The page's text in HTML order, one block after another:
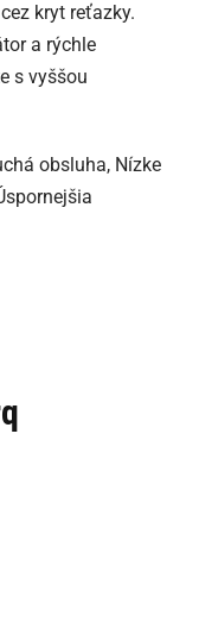
kryt reťazky.
a rýchle
s vyššou
obsluha, Nízke